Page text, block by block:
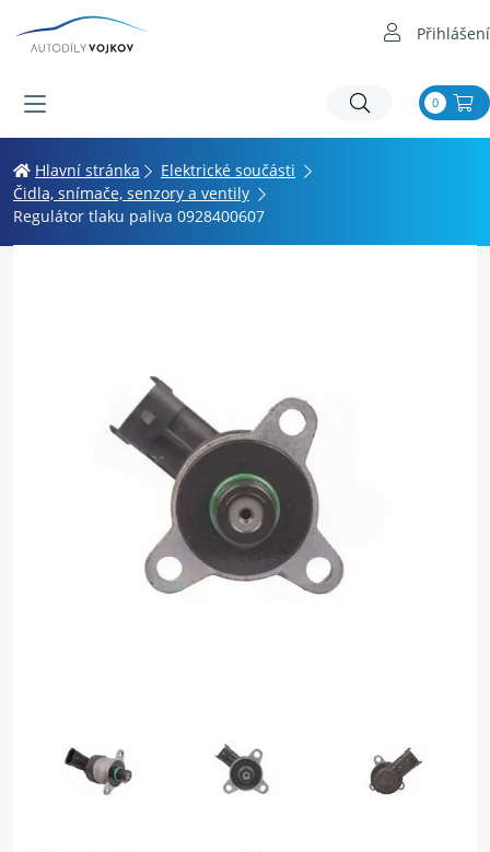
Přihlášení
0
Hlavní stránka
Elektrické součásti
Čidla, snímače, senzory a ventily
Regulátor tlaku paliva 0928400607